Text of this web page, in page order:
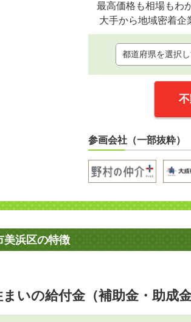
最高価格も相場もわ
大手から地域密着企
参画会社（一部抜粋）
美浜区の特徴
いの給付金（補助金・助成金